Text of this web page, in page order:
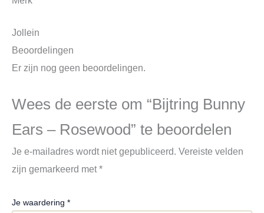
Jollein
Beoordelingen
Er zijn nog geen beoordelingen.
Wees de eerste om “Bijtring Bunny
Ears – Rosewood” te beoordelen
Je e-mailadres wordt niet gepubliceerd. Vereiste velden
zijn gemarkeerd met*
Je waardering *